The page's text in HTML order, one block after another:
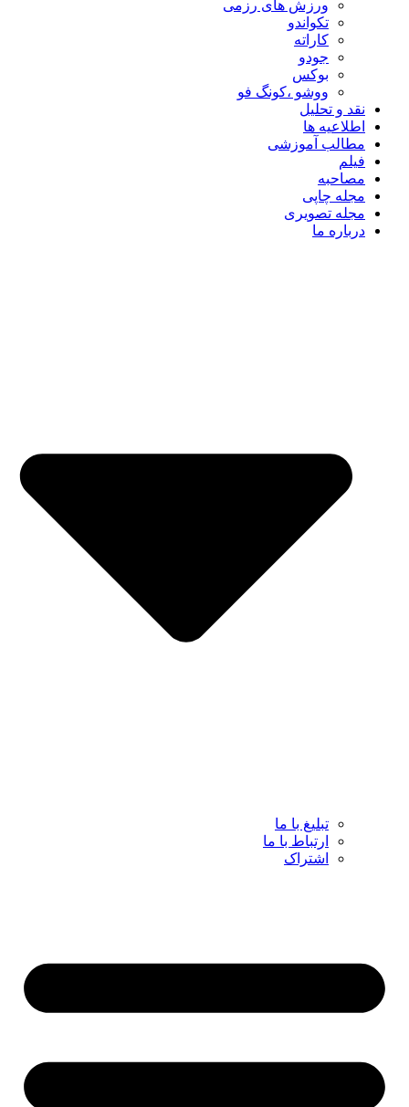
ورزش های رزمی
تکواندو
کاراته
جودو
بوکس
ووشو ،کونگ فو
نقد و تحلیل
اطلاعیه ها
مطالب آموزشی
فیلم
مصاحبه
مجله چاپی
مجله تصویری
درباره ما
تبلیغ با ما
ارتباط با ما
اشتراک